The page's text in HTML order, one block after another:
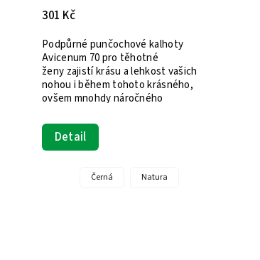
Kompresní punčochové kalhoty
(pantyhose) – I. třída komprese (15–
21 mmHg) Bezešvé / footless (bez
špičky) | Černá / Béžová | Velikosti S–
5XL Zdravotnický prostředek
Černá